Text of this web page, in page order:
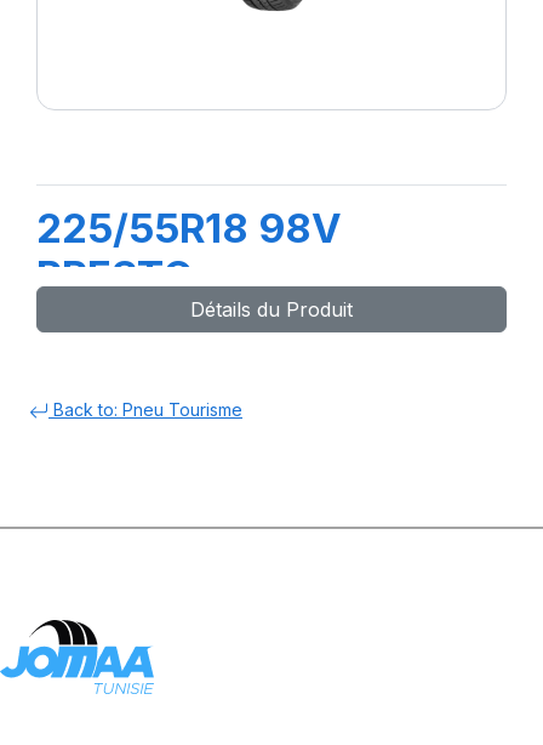
225/55R18 98V
PRESTO
Détails du Produit
Back to: Pneu Tourisme